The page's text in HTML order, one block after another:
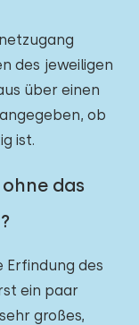
des jeweiligen
über einen
ob
ist.
das
Erfindung des
ein paar
großes,